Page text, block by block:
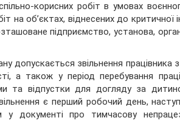
корисних робіт в умовах
на об’єктах, віднесених до критичної
підприємство, установа,
допускається звільнення працівника
а також у період перебування
та відпустки для догляду за
є перший робочий день,
у документі про тимчасову